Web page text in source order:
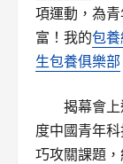
項運動，為
富！我的包
生包養俱樂部
揭幕會
度中國青年
巧攻關課題